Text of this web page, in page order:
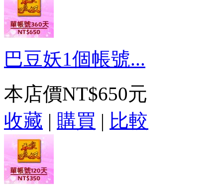
巴豆妖1個帳號...
本店價NT$650元
收藏 | 購買 | 比較